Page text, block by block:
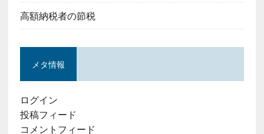
高額納税者の節税
メタ情報
ログイン
投稿フィード
コメントフィード